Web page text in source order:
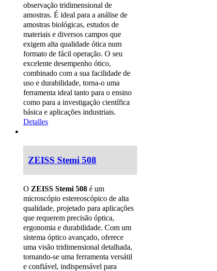
observação tridimensional de
amostras. É ideal para a análise de
amostras biológicas, estudos de
materiais e diversos campos que
exigem alta qualidade ótica num
formato de fácil operação. O seu
excelente desempenho ótico,
combinado com a sua facilidade de
uso e durabilidade, torna-o uma
ferramenta ideal tanto para o ensino
como para a investigação científica
básica e aplicações industriais.
Detalles
ZEISS Stemi 508
O ZEISS Stemi 508 é um
microscópio estereoscópico de alta
qualidade, projetado para aplicações
que requerem precisão óptica,
ergonomia e durabilidade. Com um
sistema óptico avançado, oferece
uma visão tridimensional detalhada,
tornando-se uma ferramenta versátil
e confiável, indispensável para